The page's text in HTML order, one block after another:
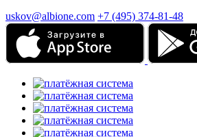
uskov@albione.com +7 (495) 374-81-48